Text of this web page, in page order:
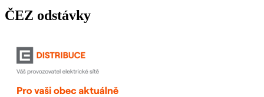
ČEZ odstávky